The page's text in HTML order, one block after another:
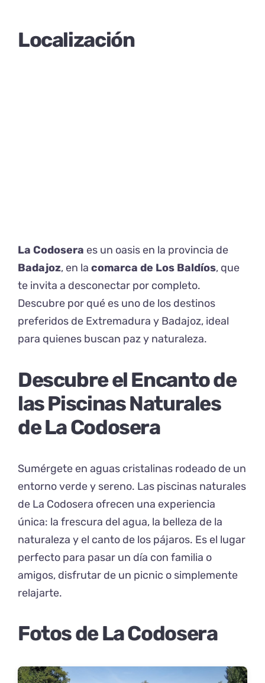
Localización
La Codosera es un oasis en la provincia de
Badajoz, en la comarca de Los Baldíos, que
te invita a desconectar por completo.
Descubre por qué es uno de los destinos
preferidos de Extremadura y Badajoz, ideal
para quienes buscan paz y naturaleza.
Descubre el Encanto de
las Piscinas Naturales
de La Codosera
Sumérgete en aguas cristalinas rodeado de un
entorno verde y sereno. Las piscinas naturales
de La Codosera ofrecen una experiencia
única: la frescura del agua, la belleza de la
naturaleza y el canto de los pájaros. Es el lugar
perfecto para pasar un día con familia o
amigos, disfrutar de un picnic o simplemente
relajarte.
Fotos de La Codosera